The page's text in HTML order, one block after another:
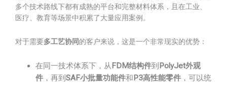
多个技术路线下都有成熟的平台和完整材料体系，且在工业、
医疗、教育等场景中积累了大量应用案例。
对于需要多工艺协同的客户来说，这是一个非常现实的优势：
在同一技术体系下，从FDM结构件到 PolyJet外观
件 ，再到 SAF小批量功能件和P3高性能零件 ，可以统